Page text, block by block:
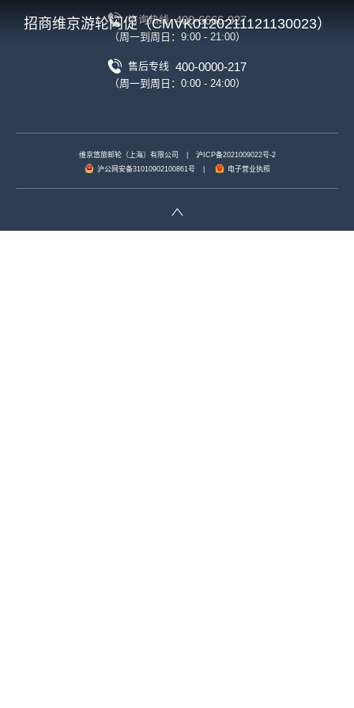
招商维京游轮闪促（CMVK0120211121130023）
咨询热线 400-6666-927
（周一到周日：9:00 - 21:00）
售后专线 400-0000-217
（周一到周日：0:00 - 24:00）
维京悠旅邮轮（上海）有限公司
沪ICP备2021009022号-2
沪公网安备31010902100861号
电子营业执照